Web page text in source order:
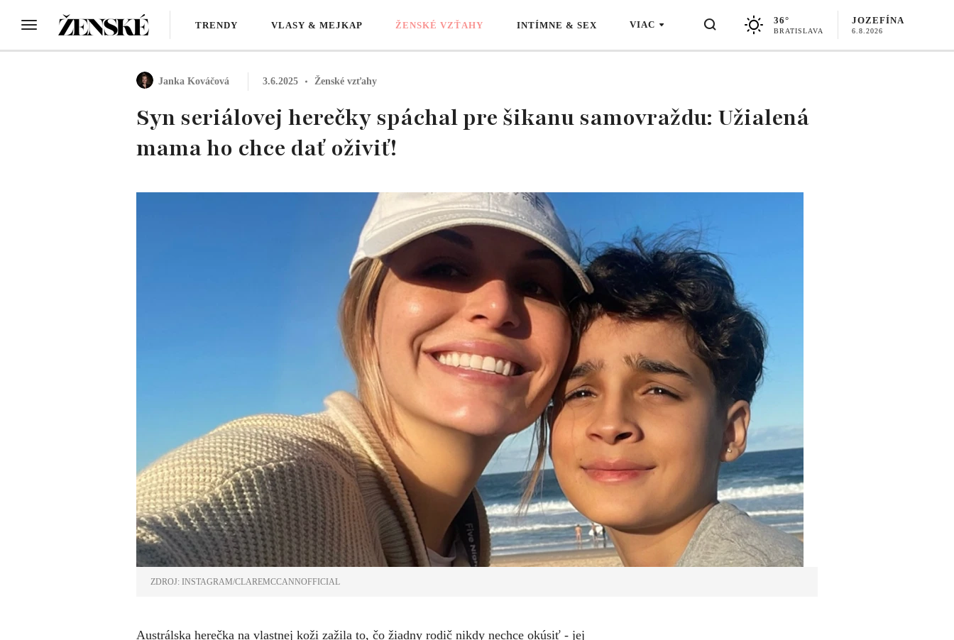
TRENDY VLASY & MEJKAP ŽENSKÉ VZŤAHY INTÍMNE & SEX VIAC 36°
BRATISLAVA
JOZEFÍNA
6.8.2026
Janka Kováčová 3.6.2025 Ženské vzťahy
Syn seriálovej herečky spáchal pre šikanu samovraždu: Užialená
mama ho chce dať oživiť!
ZDROJ: INSTAGRAM/CLAREMCCANNOFFICIAL
Austrálska herečka na vlastnej koži zažila to, čo žiadny rodič nikdy nechce okúsiť - jej